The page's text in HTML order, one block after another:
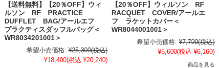
【送料無料】【20％OFF】ウィ
ルソン RF PRACTICE
DUFFLET BAG/アールエフ
プラクティスダッフルバッグ＜
WR8034201001＞
希望小売価格: ¥25,300(税込)
¥18,400(税込 ¥20,240)
【20％OFF】ウィルソン RF
RACQUET COVER/アールエ
フ ラケットカバー＜
WR8044001001＞
希望小売価格: ¥7,700(税込)
¥5,600(税込 ¥6,160)
商品を見る